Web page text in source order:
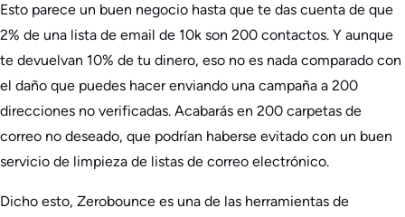
Esto parece un buen negocio hasta que te das cuenta de que
2% de una lista de email de 10k son 200 contactos. Y aunque
te devuelvan 10% de tu dinero, eso no es nada comparado con
el daño que puedes hacer enviando una campaña a 200
direcciones no verificadas. Acabarás en 200 carpetas de
correo no deseado, que podrían haberse evitado con un buen
servicio de limpieza de listas de correo electrónico.
Dicho esto, Zerobounce es una de las herramientas de